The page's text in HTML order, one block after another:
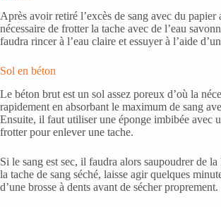
Après avoir retiré l’excès de sang avec du papier
nécessaire de frotter la tache avec de l’eau
faudra rincer à l’eau claire et essuyer à l’aide
Sol en béton
Le béton brut est un sol assez poreux d’où la
rapidement en absorbant le maximum de sang
Ensuite, il faut utiliser une éponge imbibée avec
frotter pour enlever une tache.
Si le sang est sec, il faudra alors saupoudrer de
la tache de sang séché, laisse agir quelques
d’une brosse à dents avant de sécher proprement.